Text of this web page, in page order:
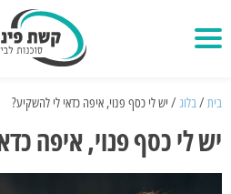
בית / בלוג / יש לי כסף פנוי, איפה כדאי לי להשקיע?
יש לי כסף פנוי, איפה